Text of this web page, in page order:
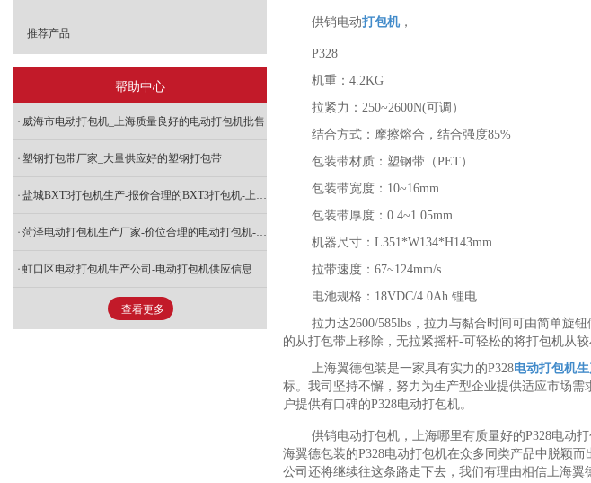
供销电动打包机，
P328
机重：4.2KG
拉紧力：250~2600N(可调）
结合方式：摩擦熔合，结合强度85%
包装带材质：塑钢带（PET）
包装带宽度：10~16mm
包装带厚度：0.4~1.05mm
机器尺寸：L351*W134*H143mm
拉带速度：67~124mm/s
电池规格：18VDC/4.0Ah 锂电
拉力达2600/585lbs，拉力与黏合时间可由简单旋
的从打包带上移除，无拉紧摇杆-可轻松的将打包机从
上海翼德包装是一家具有实力的P328电动打包机
标。我司坚持不懈，努力为生产型企业提供适应市场
户提供有口碑的P328电动打包机。
供销电动打包机，上海哪里有质量好的P328电动
海翼德包装的P328电动打包机在众多同类产品中脱颖
公司还将继续往这条路走下去，我们有理由相信上海
推荐产品
帮助中心
威海市电动打包机_上海质量良好的电动打包机批售
塑钢打包带厂家_大量供应好的塑钢打包带
盐城BXT3打包机生产-报价合理的BXT3打包机-上海翼德包装倾力推荐
菏泽电动打包机生产厂家-价位合理的电动打包机-上海翼德包装倾力推荐
虹口区电动打包机生产公司-电动打包机供应信息
查看更多